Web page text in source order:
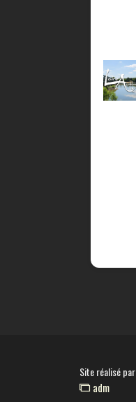
Site réalisé par
adm